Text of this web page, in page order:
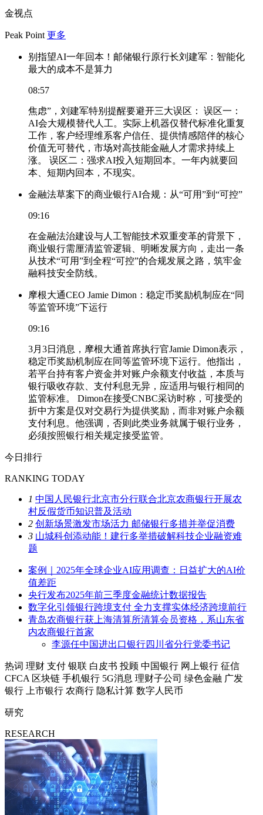
金视点
Peak Point 更多
别指望AI一年回本！邮储银行原行长刘建军：智能化
最大的成本不是算力
08:57
焦虑”，刘建军特别提醒要避开三大误区： 误区一：
AI会大规模替代人工。实际上机器仅替代标准化重复
工作，客户经理维系客户信任、提供情感陪伴的核心
价值无可替代，市场对高技能金融人才需求持续上
涨。 误区二：强求AI投入短期回本。一年内就要回
本、短期内回本，不现实。
金融法草案下的商业银行AI合规：从“可用”到“可控”
09:16
在金融法治建设与人工智能技术双重变革的背景下，
商业银行需厘清监管逻辑、明晰发展方向，走出一条
从技术“可用”到全程“可控”的合规发展之路，筑牢金
融科技安全防线。
摩根大通CEO Jamie Dimon：稳定币奖励机制应在“同
等监管环境”下运行
09:16
3月3日消息，摩根大通首席执行官Jamie Dimon表示，
稳定币奖励机制应在同等监管环境下运行。他指出，
若平台持有客户资金并对账户余额支付收益，本质与
银行吸收存款、支付利息无异，应适用与银行相同的
监管标准。 Dimon在接受CNBC采访时称，可接受的
折中方案是仅对交易行为提供奖励，而非对账户余额
支付利息。他强调，否则此类业务就属于银行业务，
必须按照银行相关规定接受监管。
今日排行
RANKING TODAY
1 中国人民银行北京市分行联合北京农商银行开展农
村反假货币知识普及活动
2 创新场景激发市场活力 邮储银行多措并举促消费
3 山城科创添动能！建行多举措破解科技企业融资难
题
案例｜2025年全球企业AI应用调查：日益扩大的AI价
值差距
央行发布2025年前三季度金融统计数据报告
数字化引领银行跨境支付 全力支撑实体经济跨境前行
青岛农商银行获上海清算所清算会员资格，系山东省
内农商银行首家
李源任中国进出口银行四川省分行党委书记
热词 理财 支付 银联 白皮书 投顾 中国银行 网上银行 征信
CFCA 区块链 手机银行 5G消息 理财子公司 绿色金融 广发
银行
上市银行 农商行 隐私计算 数字人民币
研究
RESEARCH